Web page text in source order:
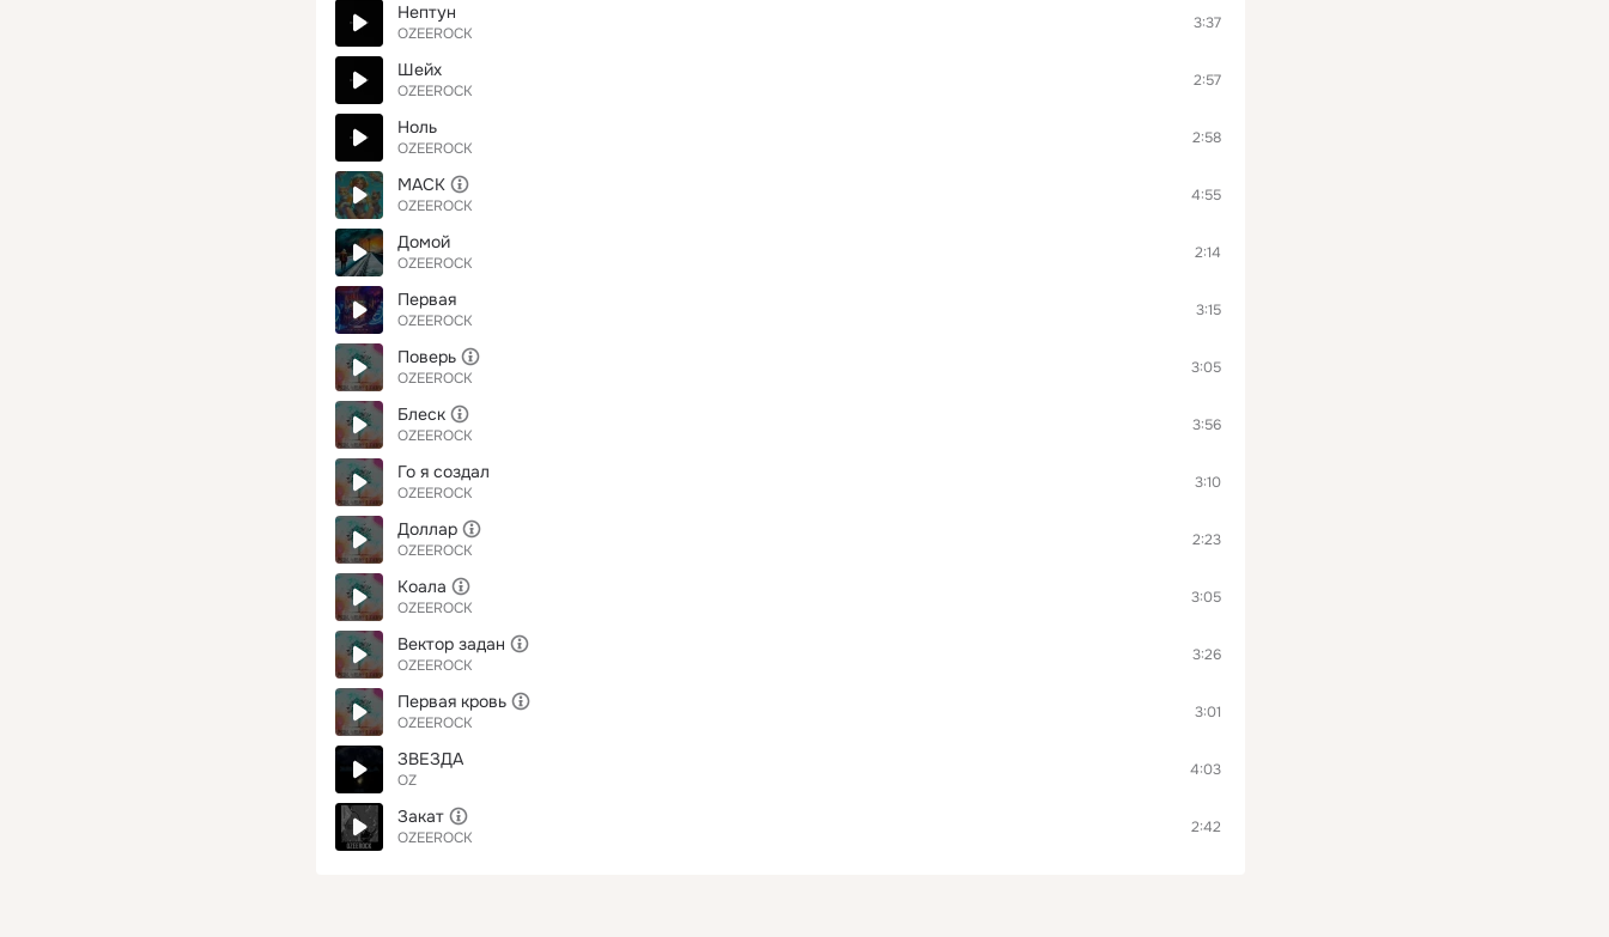
Нептун
OZEEROCK
3:37
Шейх
OZEEROCK
2:57
Ноль
OZEEROCK
2:58
МАСК
OZEEROCK
4:55
Домой
OZEEROCK
2:14
Первая
OZEEROCK
3:15
Поверь
OZEEROCK
3:05
Блеск
OZEEROCK
3:56
Го я создал
OZEEROCK
3:10
Доллар
OZEEROCK
2:23
Коала
OZEEROCK
3:05
Вектор задан
OZEEROCK
3:26
Первая кровь
OZEEROCK
3:01
ЗВЕЗДА
OZ
4:03
Закат
OZEEROCK
2:42